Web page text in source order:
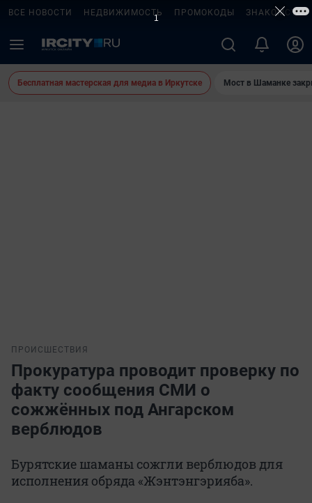
ВСЕ НОВОСТИ НЕДВИЖИМОСТЬ ПРОМОКОДЫ ЗНАКОМСТВА
Бесплатная мастерская для медиа в Иркутске Мост в Шаманке
ПРОИСШЕСТВИЯ
Прокуратура проводит проверку по
факту сообщения СМИ о
сожжённых под Ангарском
верблюдов
Бурятские шаманы сожгли верблюдов для
исполнения обряда «Жэнтэнгэрияба».